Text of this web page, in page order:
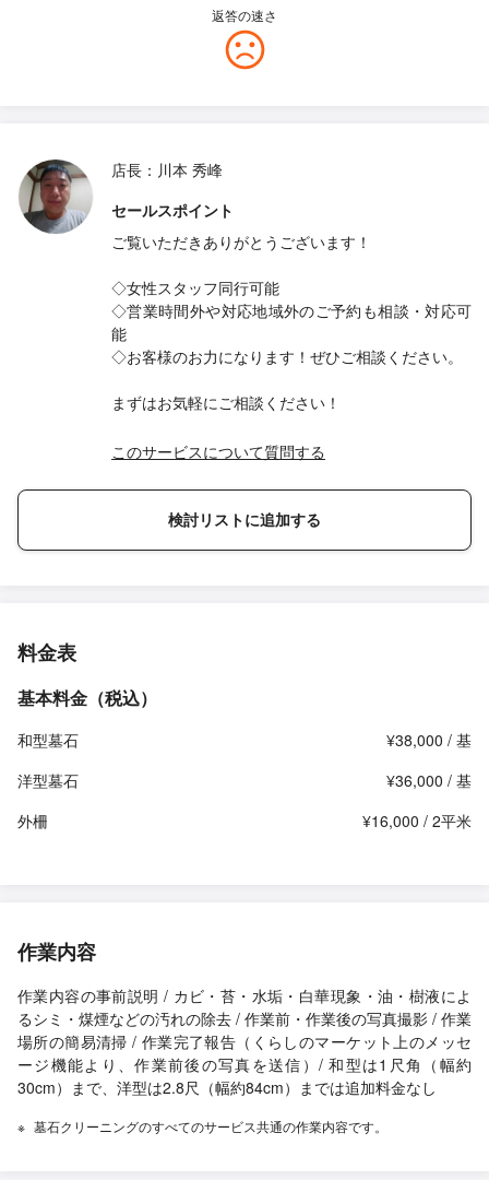
返答の速さ
店長：川本 秀峰
セールスポイント
ご覧いただきありがとうございます！
◇女性スタッフ同行可能
◇営業時間外や対応地域外のご予約も相談・対応可
能
◇お客様のお力になります！ぜひご相談ください。
まずはお気軽にご相談ください！
このサービスについて質問する
検討リストに追加する
料金表
基本料金（税込）
和型墓石
¥38,000 / 基
洋型墓石
¥36,000 / 基
外柵
¥16,000 / 2平米
作業内容
作業内容の事前説明 / カビ・苔・水垢・白華現象・油・樹液によ
るシミ・煤煙などの汚れの除去 / 作業前・作業後の写真撮影 / 作業
場所の簡易清掃 / 作業完了報告（くらしのマーケット上のメッセ
ージ機能より、作業前後の写真を送信）/ 和型は1尺角（幅約
30cm）まで、洋型は2.8尺（幅約84cm）までは追加料金なし
墓石クリーニングのすべてのサービス共通の作業内容です。